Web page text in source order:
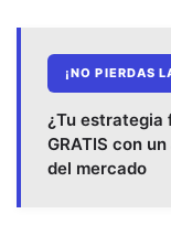
¡NO PIERDAS
¿Tu estrategia
GRATIS con
del mercado